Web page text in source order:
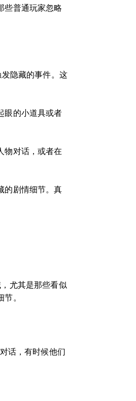
些普通玩家忽略
隐藏的事件。这
眼的小道具或者
物对话，或者在
的剧情细节。真
尤其是那些看似
。
话，有时候他们